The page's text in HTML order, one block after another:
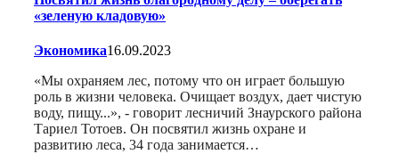
«зеленую кладовую»
Экономика16.09.2023
«Мы охраняем лес, потому что он играет большую
роль в жизни человека. Очищает воздух, дает чистую
воду, пищу...», - говорит лесничий Знаурского района
Тариел Тотоев. Он посвятил жизнь охране и
развитию леса, 34 года занимается…